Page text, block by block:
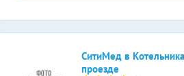
СитиМед в
проезде